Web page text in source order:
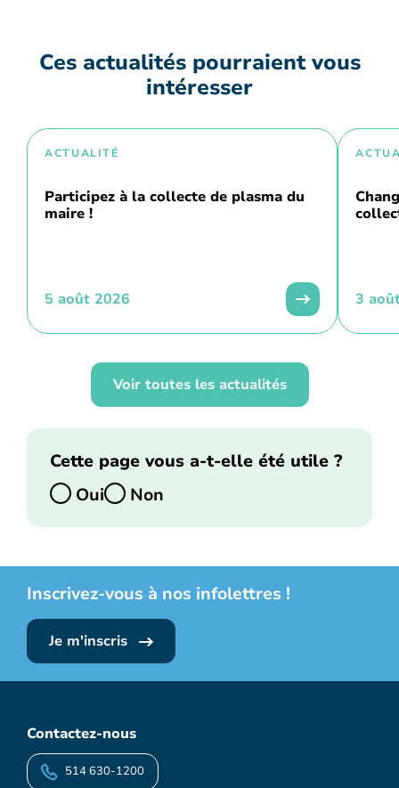
Ces actualités pourraient vous
intéresser
ACTUALITÉ
Participez à la collecte de plasma du
maire !
5 août 2026 3
Voir toutes les actualités
Cette page vous a-t-elle été utile ?
Oui
Non
Inscrivez-vous à nos infolettres !
Je m'inscris
Contactez-nous
514 630-1200